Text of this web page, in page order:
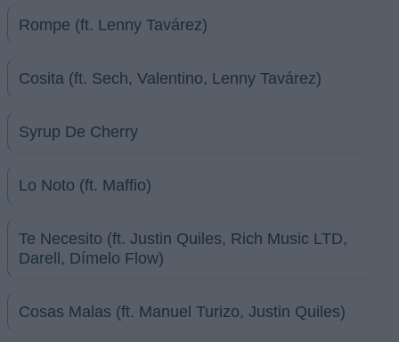
Rompe (ft. Lenny Tavárez)
Cosita (ft. Sech, Valentino, Lenny Tavárez)
Syrup De Cherry
Lo Noto (ft. Maffio)
Te Necesito (ft. Justin Quiles, Rich Music LTD,
Darell, Dímelo Flow)
Cosas Malas (ft. Manuel Turizo, Justin Quiles)